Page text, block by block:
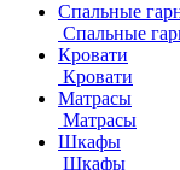
Спальные
Спальные
Кровати
Кровати
Матрасы
Матрасы
Шкафы
Шкафы